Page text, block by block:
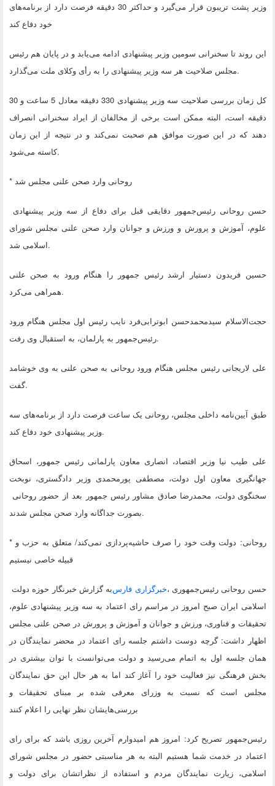
وزیر پشت تریبون قرار می‌گیرد و حداکثر 30 دقیقه فرصت دارد از برنامه‌های
خود دفاع کند
این روند تا سخنرانی سومین وزیر پیشنهادی ادامه می‌یابد و در پایان هم رئیس
مجلس صلاحیت هر سه وزیر پیشنهادی را به رأی وکلای ملت می‌گذارد.
کل زمان بررسی صلاحیت سه وزیر پیشنهادی 330 دقیقه معادل 5 ساعت و 30
دقیقه است، البته ممکن است برخی از مخالفان از ایراد سخنرانی انصراف
دهند که در این صورت موافق هم صحبت نمی‌کند و در نتیجه از این زمان
کاسته می‌شود.
* روحانی وارد صحن علنی مجلس شد
حسن روحانی رئیس‌جمهور دقایقی قبل برای دفاع از سه وزیر پیشنهادی
علوم، آموزش و پرورش و ورزش و جوانان وارد صحن علنی مجلس شورای
اسلامی شد.
حسین فریدون دستیار ارشد رئیس جمهور را هنگام ورود به صحن علنی
همراهی می‌کرد.
حجت‌الاسلام سیدمحمدحسن ابوترابی‌فرد نایب رئیس اول مجلس هنگام ورود
رئیس‌جمهور به پارلمان، به استقبال وی رفت.
علی لاریجانی رئیس مجلس هنگام ورود روحانی به صحن علنی به وی خوشامد
گفت.
طبق آیین‌نامه داخلی مجلس، روحانی یک ساعت فرصت دارد از برنامه‌های سه
وزیر پیشنهادی خود دفاع کند.
علی طیب نیا وزیر اقتصاد، انصاری معاون پارلمانی رئیس جمهور، اسحاق
جهانگیری معاون اول دولت، مصطفی پورمحمدی وزیر دادگستری، نوبخت
سخنگوی دولت، محمدرضا صادق مشاور رئیس جمهور بعد از حضور روحانی
بصورت جداگانه وارد صحن مجلس شدند.
* روحانی: دولت وقت خود را صرف حاشیه‌پردازی نمی‌کند/ متعلق به حزب و
قبیله خاصی نیستیم
به گزارش خبرنگار حوزه دولتخبرگزاری فارس، حسن روحانی رئیس‌جمهوری
اسلامی ایران صبح امروز در مراسم رای اعتماد به سه وزیر پیشنهادی علوم،
تحقیقات و فناوری، ورزش و جوانان و آموزش و پرورش در صحن علنی مجلس
اظهار داشت: گرچه دوست داشتم جلسه رای اعتماد در محضر نمایندگان در
همان جلسه اول به اتمام می‌رسید و دولت می‌توانست با توان بیشتری در
بخش فرهنگی نیز فعالیت خود را آغاز کند اما به هر حال این حق نمایندگان
مجلس است که نسبت به وزرای معرفی شده بر مبنای تحقیقات و
بررسی‌هایشان نظر نهایی را اعلام کنند
رئیس‌جمهور تصریح کرد: امروز هم امیدوارم آخرین روزی باشد که برای رای
اعتماد در خدمت شما هستیم البته به هر مناسبتی حضور در مجلس شورای
اسلامی، زیارت نمایندگان مردم و استفاده از نظراتشان برای دولت و